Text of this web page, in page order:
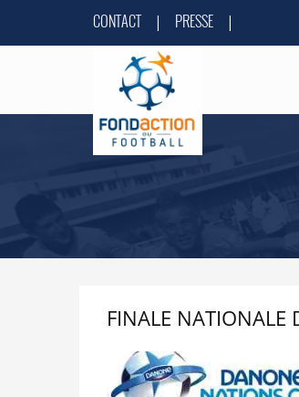
CONTACT | PRESSE |
FINALE NATIONALE